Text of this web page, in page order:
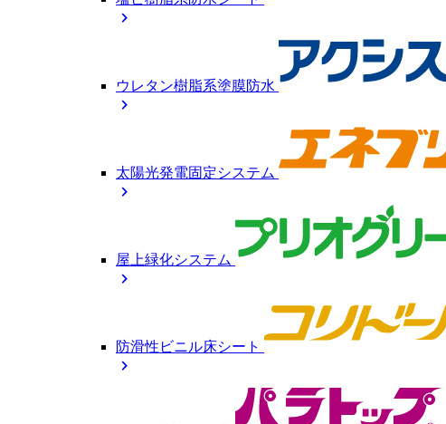
chevron_right
ウレタン樹脂系塗膜防水
chevron_right
太陽光発電固定システム
chevron_right
屋上緑化システム
chevron_right
防滑性ビニル床シート
chevron_right